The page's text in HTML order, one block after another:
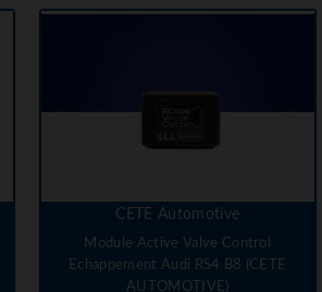
CETE Automotive
Module Active Valve Control
Echappement Audi RS4 B8 (CETE
AUTOMOTIVE)